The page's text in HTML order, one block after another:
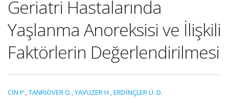
Geriatri Hastalarında
Yaşlanma Anoreksisi ve İlişkili
Faktörlerin Değerlendirilmesi
CİN P.,TANRIÖVER Ö.,YAVUZER H.,ERDİNÇLER Ü. D.